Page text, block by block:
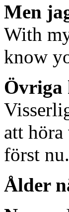
Men
With
know
Övriga
att
först nu.
Ålder